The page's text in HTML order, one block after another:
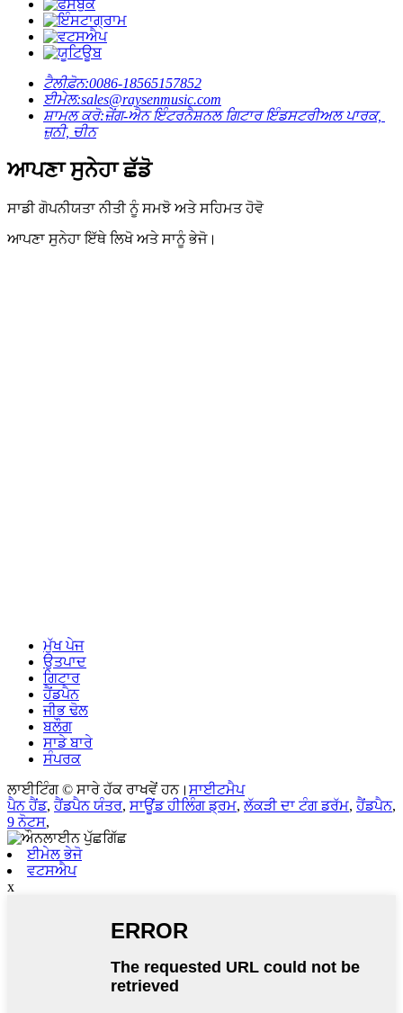
ਟੈਲੀਫ਼ੋਨ:0086-18565157852
ਈਮੇਲ:sales@raysenmusic.com
ਸ਼ਾਮਲ ਕਰੋ:ਜ਼ੇਂਗ-ਐਨ ਇੰਟਰਨੈਸ਼ਨਲ ਗਿਟਾਰ ਇੰਡਸਟਰੀਅਲ ਪਾਰਕ, ​​
ਜ਼ੁਨੀ, ਚੀਨ
ਆਪਣਾ ਸੁਨੇਹਾ ਛੱਡੋ
ਸਾਡੀ ਗੋਪਨੀਯਤਾ ਨੀਤੀ ਨੂੰ ਸਮਝੋ ਅਤੇ ਸਹਿਮਤ ਹੋਵੋ
ਆਪਣਾ ਸੁਨੇਹਾ ਇੱਥੇ ਲਿਖੋ ਅਤੇ ਸਾਨੂੰ ਭੇਜੋ।
ਮੁੱਖ ਪੇਜ
ਉਤਪਾਦ
ਗਿਟਾਰ
ਹੈਂਡਪੈਨ
ਜੀਭ ਢੋਲ
ਬਲੌਗ
ਸਾਡੇ ਬਾਰੇ
ਸੰਪਰਕ
ਲਾਈਟਿੰਗ © ਸਾਰੇ ਹੱਕ ਰਾਖਵੇਂ ਹਨ। ਸਾਈਟਮੈਪ
ਪੈਨ ਹੈਂਡ,ਹੈਂਡਪੈਨ ਯੰਤਰ, ਸਾਊਂਡ ਹੀਲਿੰਗ ਡ੍ਰਮ,ਲੱਕੜੀ ਦਾ ਟੰਗ ਡਰੱਮ,ਹੈਂਡਪੈਨ,
9 ਨੋਟਸ,
ਈਮੇਲ ਭੇਜੋ
ਵਟਸਐਪ
x